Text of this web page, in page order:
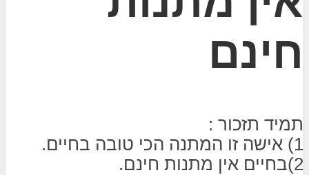
חינם
תמיד תזכור :
1) אישה זו המתנה הכי טובה בחיים.
2)בחיים אין מתנות חינם.